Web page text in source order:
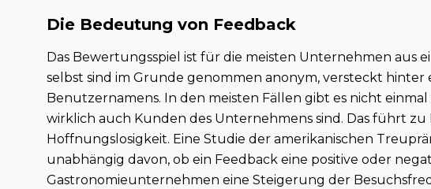
Die Bedeutung von Feedback
Das Bewertungsspiel ist für die meisten Unternehmen aus
selbst sind im Grunde genommen anonym, versteckt hinter
Benutzernamens. In den meisten Fällen gibt es nicht
wirklich auch Kunden des Unternehmens sind. Das führt
Hoffnungslosigkeit. Eine Studie der amerikanischen
unabhängig davon, ob ein Feedback eine positive oder
Gastronomieunternehmen eine Steigerung der